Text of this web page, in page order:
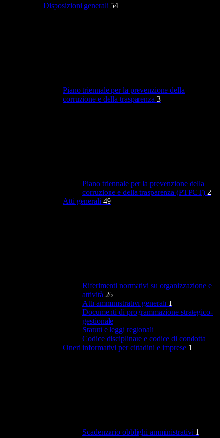
Disposizioni generali 54
Piano triennale per la prevenzione della
corruzione e della trasparenza 3
Piano triennale per la prevenzione della
corruzione e della trasparenza (PTPCT) 2
Atti generali 49
Riferimenti normativi su organizzazione e
attività 26
Atti amministrativi generali 1
Documenti di programmazione strategico-
gestionale
Statuti e leggi regionali
Codice disciplinare e codice di condotta
Oneri informativi per cittadini e imprese 1
Scadenzario obblighi amministrativi 1